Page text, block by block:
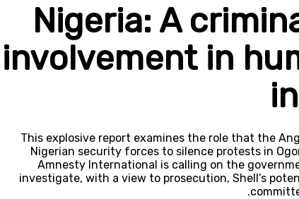
Nigeria: A
involvement in
This explosive report examines the role that the
Nigerian security forces to silence protests in
Amnesty International is calling on the
investigate, with a view to prosecution, Shell’s